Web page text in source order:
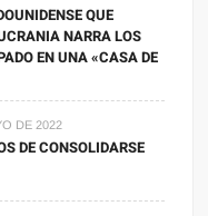
QUE
NARRA LOS
EN UNA «CASA DE
DE 2022
DE CONSOLIDARSE